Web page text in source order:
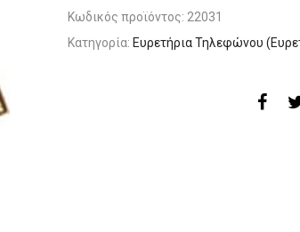
Κωδικός προϊόντος: 22031
Κατηγορία: Ευρετήρια Τηλεφώνου